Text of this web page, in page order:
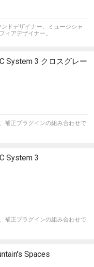
ドデザイナー、ミュージシャ
ィアデザイナー。
System 3 クロスグレー
補正プラグインの組み合わせで
System 3
補正プラグインの組み合わせで
Spaces